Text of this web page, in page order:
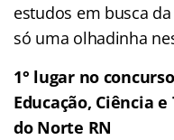
estudos em busca
só uma olhadinha
1° lugar no
Educação, Ciência
do Norte RN